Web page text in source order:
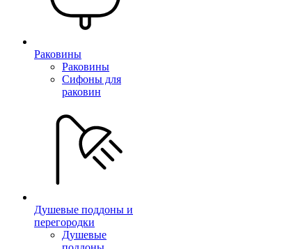
Раковины
Раковины
Сифоны для
раковин
Душевые поддоны и
перегородки
Душевые